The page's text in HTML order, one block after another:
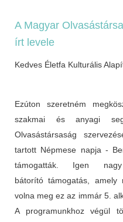
A Magyar
írt levele
Kedves Életfa Kulturális
Ezúton szeretném
szakmai és anyagi
Olvasástársaság
tartott Népmese napja -
támogatták. Igen
bátorító támogatás,
volna meg ez az immár 5.
A programunkhoz végül